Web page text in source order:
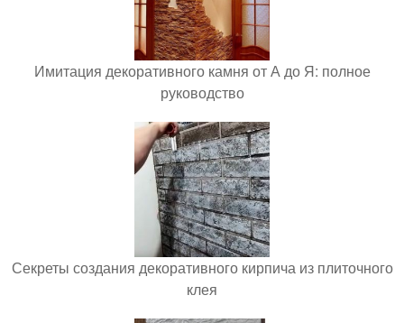
Имитация декоративного камня от А до Я: полное
руководство
Секреты создания декоративного кирпича из плиточного
клея